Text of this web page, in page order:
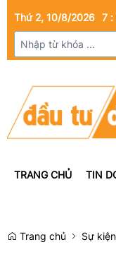
Thứ 2, 10/8/2026 7 :
TRANG CHỦ TIN
Trang chủ Sự